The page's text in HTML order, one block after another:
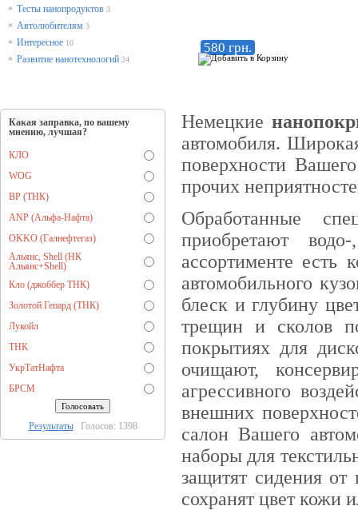
* Тесты нанопродуктов 3
* Автолюбителям 3
* Интересное 10
* Развитие нанотехнологий 24
Какая заправка, по вашему
мнению, лучшая?
КЛО
WOG
BP (ТНК)
ANP (Альфа-Нафта)
OKKO (Галнефтегаз)
Альянс, Shell (НК
Альянс+Shell)
Кло (джоббер ТНК)
Золотой Гепард (ТНК)
Лукойл
ТНК
УкрТатНафта
БРСМ
РезультатыГолосов: 1398
580 грн.
Немецкие
автомобиля.
поверхности
прочих
Обработанные
приобретают
ассортименте
автомобильного
блеск и глубину
трещин и сколов
покрытиях для
очищают,
агрессивного
внешних
салон Вашего
наборы для
защитят сидения
сохранят цвет кожи